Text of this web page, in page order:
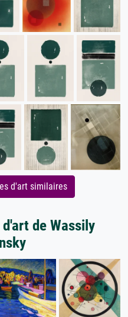
d'art similaires
de Wassily